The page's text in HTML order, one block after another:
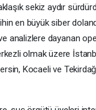
sekiz aydır
en büyük siber
analizlere dayanan
olmak üzere
Kocaeli ve